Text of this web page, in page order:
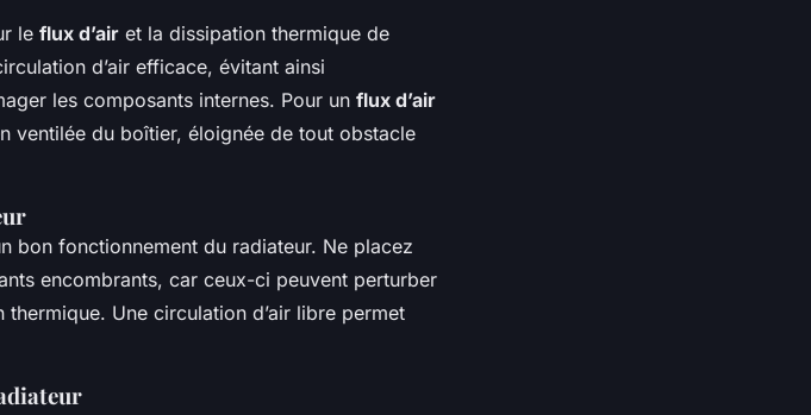
le flux d’air et la dissipation thermique de
d’air efficace, évitant ainsi
les composants internes. Pour un flux d’air
ventilée du boîtier, éloignée de tout obstacle
bon fonctionnement du radiateur. Ne placez
encombrants, car ceux-ci peuvent perturber
Une circulation d’air libre permet